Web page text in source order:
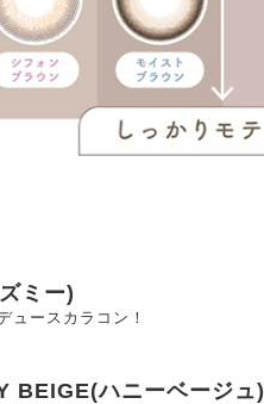
ミー)
ュースカラコン！
BEIGE(ハニーベージュ)